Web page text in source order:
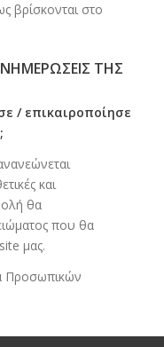
βρίσκονται στο
ΤΗΣ
/ επικαιροποίησε
και
θα
που θα
μας.
Προσωπικών